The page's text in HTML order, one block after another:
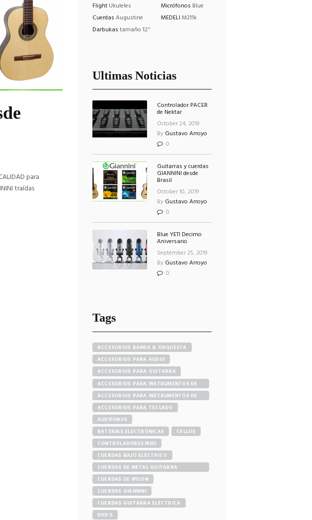
para
traídas
Flight Ukuleles Micrófonos Blue
Cuerdas Augustine MEDELI M211k
Darbukas tamaño 12''
Ultimas Noticias
Controlador PACER
de Nektar
October 24, 2019
By Gustavo Arroyo
0
Guitarras y cuerdas
GIANNINI desde
Brasil
October 10, 2019
By Gustavo Arroyo
0
Blue YETI Decimo
Aniversario
September 25, 2019
By Gustavo Arroyo
0
Tags
ACCESORIOS BANDA & ORQUESTA
ACCESORIOS PARA AUDIO
ACCESORIOS PARA GUITARRA
ACCESORIOS PARA INSTRUMENTOS DE
CUERDA Y ARCO
ACCESORIOS PARA INSTRUMENTOS DE
VIENTO
ACCESORIOS PARA TECLADO
AUDÍFONOS
BATERÍAS ELECTRÓNICAS
CELLOS
CONTROLADORES MIDI
CUERDAS BAJO ELÉCTRICO
CUERDAS DE METAL GUITARRA
ACÚSTICA
CUERDAS DE NYLON
CUERDAS GIANNINI
CUERDAS GUITARRA ELÉCTRICA
DVD'S